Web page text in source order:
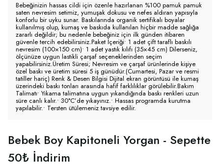
Bebeğinizin hassas cildi için özenle hazırlanan %100 pamuk pamuk
saten nevresim setimiz, yumuşak dokusu ve nefes aldıran yapısıyla
konforlu bir uyku sunar. Baskılarında organik sertifikalı boyalar
kullanılmış olup, kumaş ve baskıda kullanılan hiçbir madde sağlığa
zararlı değildir; bu nedenle bebeğiniz için ilk günden itibaren
güvenle tercih edebilirsiniz.Paket İçeriği• 1 adet çift taraflı baskılı
nevresim (100×150 cm)• 1 adet yastık kılıfı (35×45 cm) Dilerseniz,
ölçünüze uygun lastikli çarşaf seçeneklerinden seçim
yapabilirsiniz.Üretim Süresi; Nevresim ve çarşaf ürünlerinde kişiye
özel baskı ve üretim süresi 5 iş günüdür.(Cumartesi, Pazar ve resmi
tatiller hariç) Renk & Desen Bilgisi Dijital ekran görüntüsü ile kumaş
üzerindeki baskı tonları arasında hafif farklılıklar görülebilir.Bakım
Talimatı• Yıkama talimatına uygun yıkandığında baskı renkleri uzun
süre canlı kalır.• 30°C’de yıkayınız.• Hassas programda kurutma
yapılabilir.• Tersten ütülemeniz tavsiye edilir.
Bebek Boy Kapitoneli Yorgan - Sepette
50₺ İndirim